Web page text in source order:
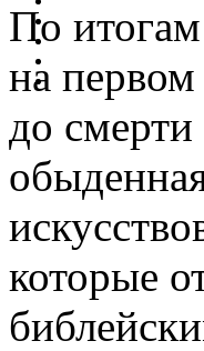
По итогам
на
до
которые